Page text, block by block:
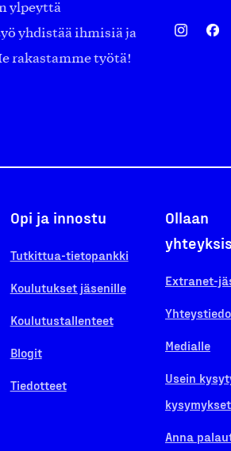
ylpeyttä
yhdistää ihmisiä ja
rakastamme työtä!
Opi ja innostu
Tutkittua-tietopankki
Koulutukset jäsenille
Koulutustallenteet
Blogit
Tiedotteet
Ollaan
Extranet-
Medialle
Usein
kysymykset
Anna